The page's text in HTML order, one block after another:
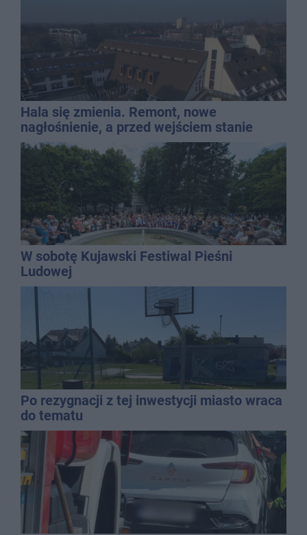
Hala się zmienia. Remont, nowe
nagłośnienie, a przed wejściem stanie
QEMETICA ARENA
W sobotę Kujawski Festiwal Pieśni
Ludowej
Po rezygnacji z tej inwestycji miasto wraca
do tematu